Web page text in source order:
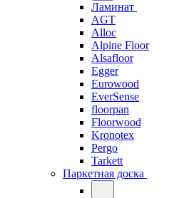
Ламинат
AGT
Alloc
Alpine Floor
Alsafloor
Egger
Eurowood
EverSense
floorpan
Floorwood
Kronotex
Pergo
Tarkett
Паркетная доска